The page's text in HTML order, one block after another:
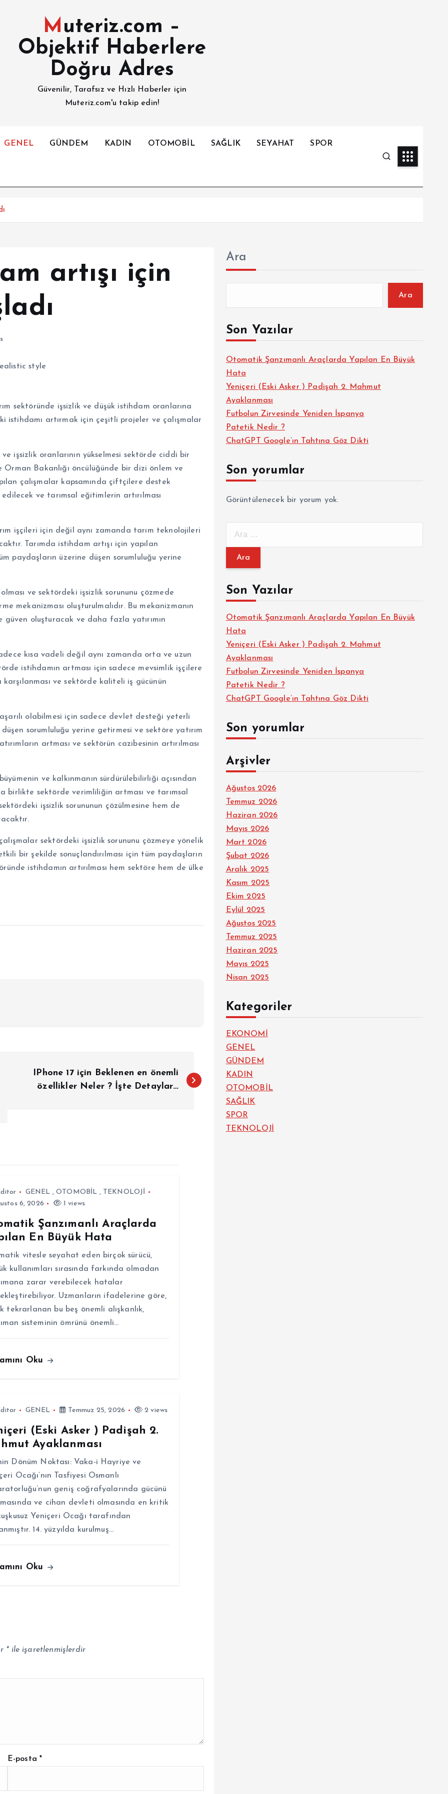
Muteriz.com –
Objektif Haberlere
Doğru Adres
Güvenilir, Tarafsız ve Hızlı Haberler için
Muteriz.com'u takip edin!
GENEL GÜNDEM KADIN OTOMOBİL SAĞLIK SEYAHAT SPOR
artışı için
sektöründe işsizlik ve düşük istihdam oranlarına
istihdamı artırmak için çeşitli projeler ve çalışmalar
işsizlik oranlarının yükselmesi sektörde ciddi bir
Orman Bakanlığı öncülüğünde bir dizi önlem ve
çalışmalar kapsamında çiftçilere destek
ve tarımsal eğitimlerin artırılması
işçileri için değil aynı zamanda tarım teknolojileri
Tarımda istihdam artışı için yapılan
paydaşların üzerine düşen sorumluluğu yerine
ve sektördeki işsizlik sorununu çözmede
mekanizması oluşturulmalıdır. Bu mekanizmanın
oluşturacak ve daha fazla yatırımın
kısa vadeli değil aynı zamanda orta ve uzun
istihdamın artması için sadece mevsimlik işçilere
ve sektörde kaliteli iş gücünün
olabilmesi için sadece devlet desteği yeterli
sorumluluğu yerine getirmesi ve sektöre yatırım
artması ve sektörün cazibesinin artırılması
ve kalkınmanın sürdürülebilirliği açısından
birlikte sektörde verimliliğin artması ve tarımsal
işsizlik sorununun çözülmesine hem de
sektördeki işsizlik sorununu çözmeye yönelik
bir şekilde sonuçlandırılması için tüm paydaşların
istihdamın artırılması hem sektöre hem de ülke
IPhone 17 için Beklenen en önemli
özellikler Neler ? İşte Detaylar…
GENEL ,OTOMOBİL , TEKNOLOJİ
6, 2026
1 views
Şanzımanlı Araçlarda
En Büyük Hata
vitesle seyahat eden birçok sürücü,
kullanımları sırasında farkında olmadan
zarar verebilecek hatalar
Uzmanların ifadelerine göre,
tekrarlanan bu beş önemli alışkanlık,
sisteminin ömrünü önemli…
Oku
GENEL Temmuz 25, 2026 2 views
(Eski Asker ) Padişah 2.
Ayaklanması
Dönüm Noktası: Vaka-i Hayriye ve
Ocağı’nın Tasfiyesi Osmanlı
geniş coğrafyalarında gücünü
ve cihan devleti olmasında en kritik
Yeniçeri Ocağı tarafından
14. yüzyılda kurulmuş…
Oku
*ile işaretlenmişlerdir
E-posta*
Ara
Ara
Son Yazılar
Otomatik Şanzımanlı Araçlarda Yapılan En Büyük
Hata
Yeniçeri (Eski Asker ) Padişah 2. Mahmut
Ayaklanması
Futbolun Zirvesinde Yeniden İspanya
Patetik Nedir ?
ChatGPT Google’ın Tahtına Göz Dikti
Son yorumlar
Görüntülenecek bir yorum yok.
m
:Son Yazılar
Otomatik Şanzımanlı Araçlarda Yapılan En Büyük
Hata
Yeniçeri (Eski Asker ) Padişah 2. Mahmut
Ayaklanması
Futbolun Zirvesinde Yeniden İspanya
Patetik Nedir ?
ChatGPT Google’ın Tahtına Göz Dikti
Son yorumlar
Arşivler
Ağustos 2026
Temmuz 2026
Haziran 2026
Mayıs 2026
Mart 2026
Şubat 2026
Aralık 2025
Kasım 2025
Ekim 2025
Eylül 2025
Ağustos 2025
Temmuz 2025
Haziran 2025
Mayıs 2025
Nisan 2025
Kategoriler
EKONOMİ
GENEL
GÜNDEM
KADIN
OTOMOBİL
SAĞLIK
SPOR
TEKNOLOJİ